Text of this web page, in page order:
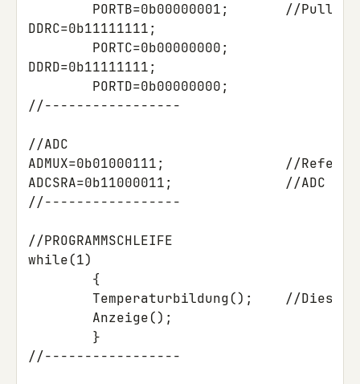
PORTB=0b00000001;
//Pullup
DDRC=0b11111111;
PORTC=0b00000000;
DDRD=0b11111111;
PORTD=0b00000000;
//-----------------
//ADC
ADMUX=0b01000111;
//
ADCSRA=0b11000011;
//-----------------
while(1)
{
Temperaturbildung();
//Diese
Anzeige();
}
//-----------------